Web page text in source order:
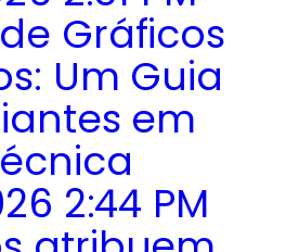
Gráficos
Um Guia
em
2:44 PM